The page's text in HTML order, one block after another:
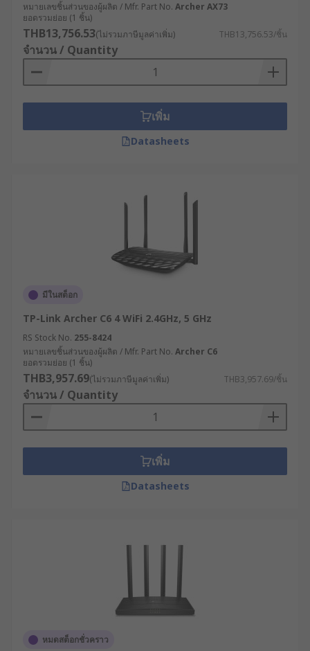
ประมวลผลข้อมูล ณ จุดที่เกิดข้อมูล (Edge) ลด
การส่งข้อมูลไปยังศูนย์ข้อมูลกลาง เหมาะสำหรับ
ระบบ IoT ที่ต้องการการตอบสนองแบบเรียลไทม์
เราเตอร์ PoE (Power over Ethernet ): สามารถ
จ่ายไฟผ่านสายแลนให้แก่อุปกรณ์ปลายทาง เช่น
โทรศัพท์ VoIP ช่วยลดความซับซ้อนในการเดิน
สายไฟ
และมีระบบจัดการการเชื่อมต่อที่รองรับการ
คู่มือการเลือกเราเตอร์
อินเทอร์เน็ตให้เหมาะกับ
ความต้องการ
พื้นที่ครอบคลุม : ตรวจสอบให้แน่ใจว่าเราเตอร์
สามารถกระจายสัญญาณได้ครอบคลุมพื้นที่อยู่
อาศัยหรือพื้นที่ทำงานของคุณอย่างเพียงพอ เพื่อ
ให้การใช้งาน WiFi เป็นไปอย่างมีประสิทธิภาพ
ความเร็วที่รองรับ : ตรวจสอบว่าเราเตอร์
อินเทอร์เน็ตสามารถรองรับความเร็วของบริการ
5G เพื่อหลีกเลี่ยงปัญหาความล่าช้าหรือการเชื่อม
ต่อที่ไม่เสถียร
กระจายสัญญาณ WiFi ที่มีระบบรักษาความ
ปลอดภัยที่แข็งแรง เช่น การเข้ารหัสแบบ WEP
หรือ WPA เพื่อปกป้องเครือข่ายของคุณจากการ
ถูกบุกรุก
หมายเลขชิ้นส่วนของผู้ผลิต / Mfr. Part No. Archer AX73
ยอดรวมย่อย (1 ชิ้น)
THB13,756.53(ไม่รวมภาษีมูลค่าเพิ่ม) THB13,756.53/ชิ้น
จำนวน / Quantity
เพิ่ม
Datasheets
มีในสต็อก
TP-Link Archer C6 4 WiFi 2.4GHz, 5 GHz
RS Stock No. 255-8424
หมายเลขชิ้นส่วนของผู้ผลิต / Mfr. Part No. Archer C6
ยอดรวมย่อย (1 ชิ้น)
THB3,957.69(ไม่รวมภาษีมูลค่าเพิ่ม) THB3,957.69/ชิ้น
จำนวน / Quantity
เพิ่ม
Datasheets
หมดสต็อกชั่วคราว